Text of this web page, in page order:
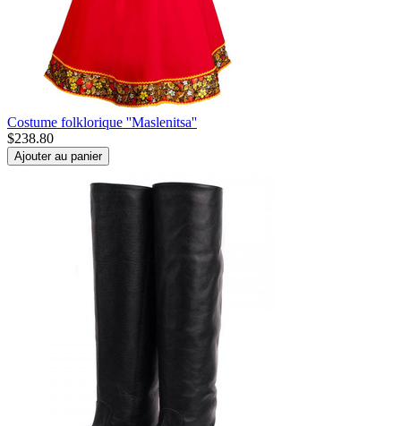
Costume folklorique ''Maslenitsa''
$238.80
Ajouter au panier